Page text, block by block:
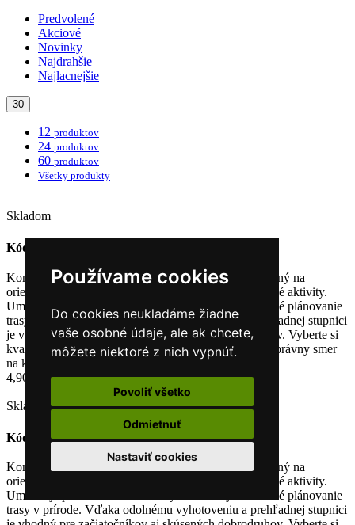
Používame cookies
Do cookies neukladáme žiadne
vaše osobné údaje, ale ak chcete,
môžete niektoré z nich vypnúť.
Povoliť všetko
Odmietnuť
Nastaviť cookies
Predvolené
Akciové
Novinky
Najdrahšie
Najlacnejšie
30
12 produktov
24 produktov
60 produktov
Všetky produkty
Skladom
Kód: 34163
Kompas (buzola) je spoľahlivý navigačný nástroj určený na
orientáciu v teréne, turistiku, kempovanie aj outdoorové aktivity.
Umožňuje presné určenie svetových strán a jednoduché plánovanie
trasy v prírode. Vďaka odolnému vyhotoveniu a prehľadnej stupnici
je vhodný pre začiatočníkov aj skúsených dobrodruhov. Vyberte si
kvalitný kompas, ktorý vám pomôže bezpečne nájsť správny smer
na každej výprave.
4,90 €
Skladom
Kód: 34203Max FuchsBuzola
Kompas (buzola) je spoľahlivý navigačný nástroj určený na
orientáciu v teréne, turistiku, kempovanie aj outdoorové aktivity.
Umožňuje presné určenie svetových strán a jednoduché plánovanie
trasy v prírode. Vďaka odolnému vyhotoveniu a prehľadnej stupnici